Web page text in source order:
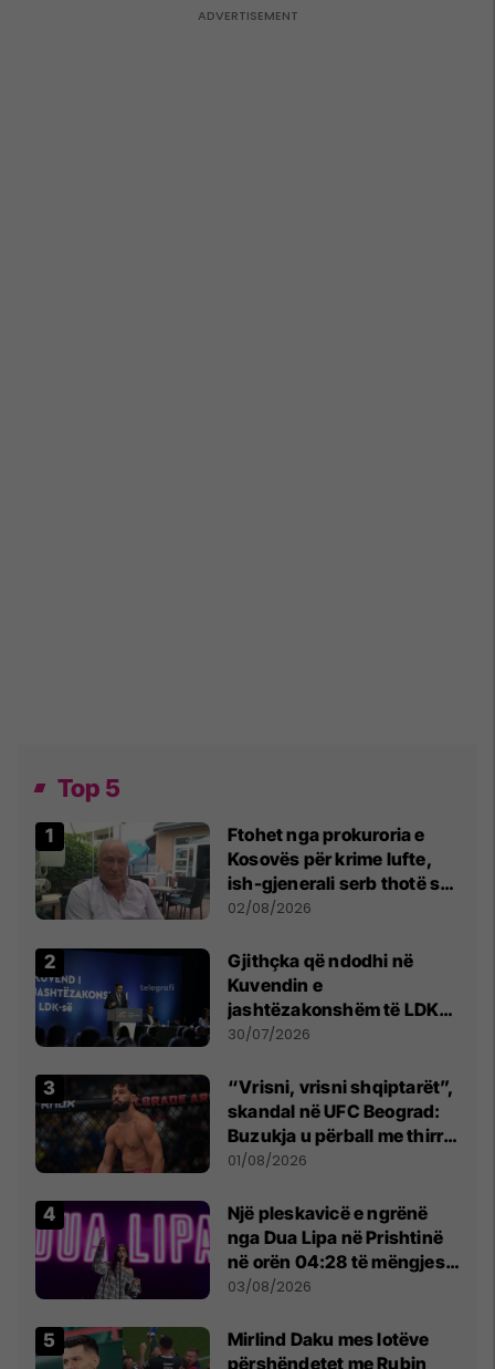
Top 5
Ftohet nga prokuroria e
Kosovës për krime lufte,
ish-gjenerali serb thotë se
dikush e tradhtoi në
02/08/2026
Gjithçka që ndodhi në
Kuvendin e
jashtëzakonshëm të LDK-
së
30/07/2026
“Vrisni, vrisni shqiptarët”,
skandal në UFC Beograd:
Buzukja u përball me thirrje
anti-shqiptare nga
01/08/2026
Një pleskavicë e ngrënë
nga Dua Lipa në Prishtinë
në orën 04:28 të mëngjesit
- dhe bota digjitale serbe
03/08/2026
Mirlind Daku mes lotëve
përshëndetet me Rubin